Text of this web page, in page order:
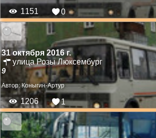
1151 0
31 октября 2016 г.
улица Розы Люксембург
9
Автор: Коныгин-Артур
1206 1